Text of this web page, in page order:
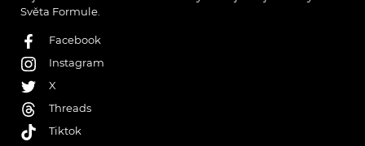
Světa Formule.
Facebook
Instagram
X
Threads
Tiktok